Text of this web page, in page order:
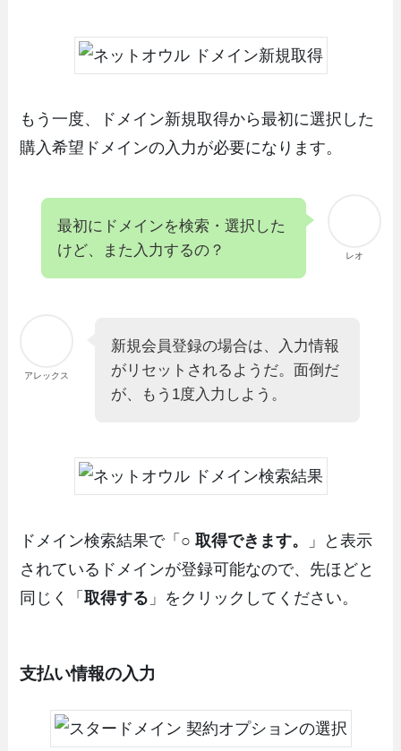
もう一度、ドメイン新規取得から最初に選択した
購入希望ドメインの入力が必要になります。
レオ
最初にドメインを検索・選択した
けど、また入力するの？
アレックス
新規会員登録の場合は、入力情報
がリセットされるようだ。面倒だ
が、もう1度入力しよう。
ドメイン検索結果で「 ○ 取得できます。
」と表示
されているドメインが登録可能なので、先ほどと
同じく「取得する 」をクリックしてください。
支払い情報の入力